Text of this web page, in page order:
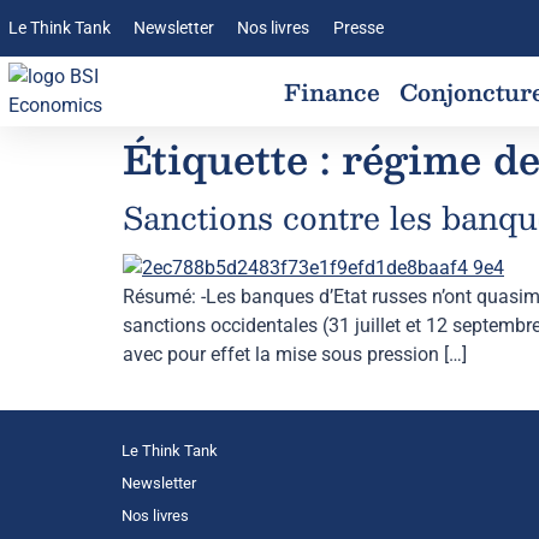
Le Think Tank Newsletter Nos livres Presse
Finance
Étiquette : régime
Sanctions contre les
Résumé: -Les banques d’Etat russes n’ont
sanctions occidentales (31 juillet et 12
avec pour effet la mise sous pression […]
Le Think Tank
Newsletter
Nos livres